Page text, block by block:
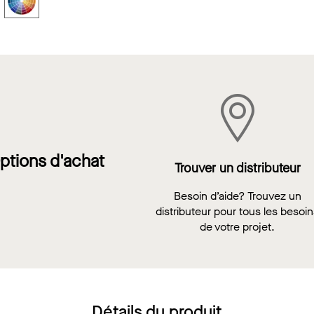
d'achat Trouver un distributeur
Besoin d’aide? Trouvez un
distributeur pour tous les
de votre projet.